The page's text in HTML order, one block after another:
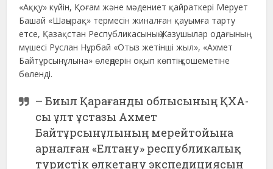
«Аққу» күйін, Қоғам және мәдениет қайраткері Мерует
Башай «Шаңырақ» термесін жиналған қауымға тарту
етсе, Қазақстан Республикасының Жазушылар одағының
мүшесі Руслан Нұрбай «Отыз жетінші жыл», «Ахмет
Байтұрсынұлына» өлеңдерін оқып көптің қошеметіне
бөленді.
– Биыл Қарағанды облысының ҚХА-
сы ұлт ұстазы Ахмет
Байтұрсынұлының мерейтойына
арналған «Елтану» республикалық
туристік өлкетану экспедициясын